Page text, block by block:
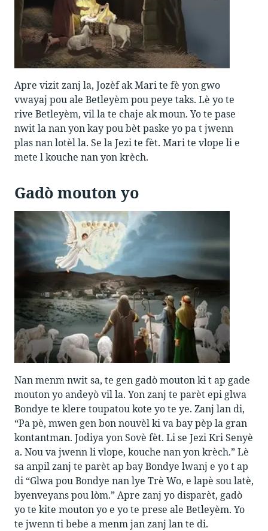
Apre vizit zanj la, Jozèf ak Mari te fè yon gwo
vwayaj pou ale Betleyèm pou peye taks. Lè yo te
rive Betleyèm, vil la te chaje ak moun. Yo te pase
nwit la nan yon kay pou bèt paske yo pa t jwenn
plas nan lotèl la. Se la Jezi te fèt. Mari te vlope li e
mete l kouche nan yon krèch.
Gadò mouton yo
Nan menm nwit sa, te gen gadò mouton ki t ap gade
mouton yo andeyò vil la. Yon zanj te parèt epi glwa
Bondye te klere toupatou kote yo te ye. Zanj lan di,
“Pa pè, mwen gen bon nouvèl ki va bay pèp la gran
kontantman. Jodiya yon Sovè fèt. Li se Jezi Kri Senyè
a. Nou va jwenn li vlope, kouche nan yon krèch.” Lè
sa anpil zanj te parèt ap bay Bondye lwanj e yo t ap
di “Glwa pou Bondye nan lye Trè Wo, e lapè sou latè,
byenveyans pou lòm.” Apre zanj yo disparèt, gadò
yo te kite mouton yo e yo te prese ale Betleyèm. Yo
te jwenn ti bebe a menm jan zanj lan te di.